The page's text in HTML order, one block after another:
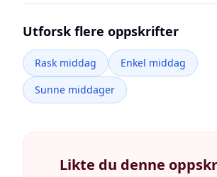
Utforsk flere oppskrifter
Rask middag
Enkel middag
Sunne middager
Likte du denne